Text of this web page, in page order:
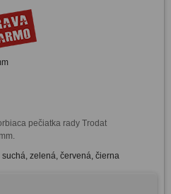
pečiatka rady Trodat
zelená, červená, čierna